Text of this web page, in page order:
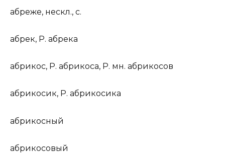
абреже, нескл., с.
абрек, Р. абрека
абрикос, Р. абрикоса, Р. мн. абрикосов
абрикосик, Р. абрикосика
абрикосный
абрикосовый